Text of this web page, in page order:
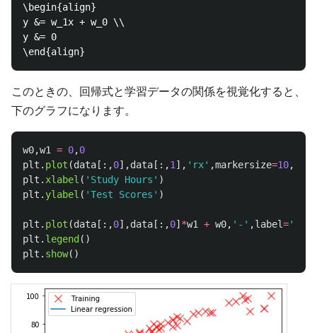
\begin{align}
y &= w_1x + w_0 \\
y &= 0
このときの、回帰式と学習データの関係を視覚化すると、
下のグラフになります。
w0,w1 = 0,0
plt . plot (data [:,0],data [:,1 ], ' rx' ,markersize=10,
plt . xlabel ( ' Study Hours ' )
plt . ylabel ( 'Test Scores ' )
plt . plot (data [:,0],data [:,0] *w1 + w0, ' - ' ,label='
plt . legend ()
plt . show()